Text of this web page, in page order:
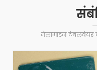
मेलामाइन टेबलवेयर